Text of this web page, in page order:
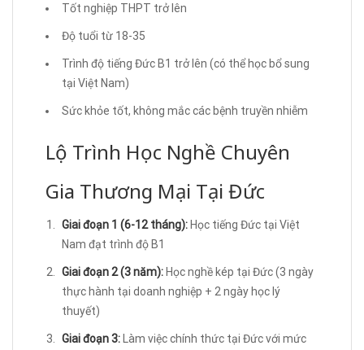
Tốt nghiệp THPT trở lên
Độ tuổi từ 18-35
Trình độ tiếng Đức B1 trở lên (có thể học bổ sung
tại Việt Nam)
Sức khỏe tốt, không mắc các bệnh truyền nhiễm
Lộ Trình Học Nghề Chuyên
Gia Thương Mại Tại Đức
Giai đoạn 1 (6-12 tháng): Học tiếng Đức tại Việt
Nam đạt trình độ B1
Giai đoạn 2 (3 năm): Học nghề kép tại Đức (3 ngày
thực hành tại doanh nghiệp + 2 ngày học lý
thuyết)
Giai đoạn 3: Làm việc chính thức tại Đức với mức